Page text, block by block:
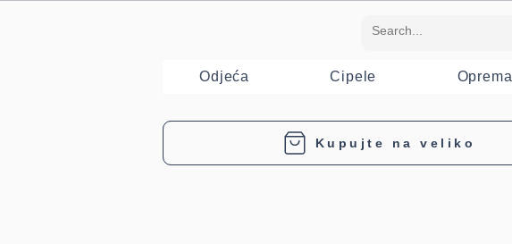
Odjeća Cipele Oprema
Kupujte na veliko